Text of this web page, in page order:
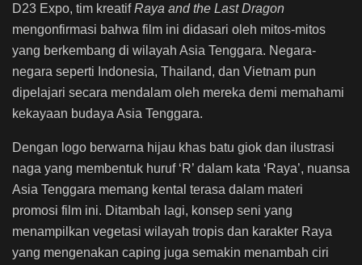
D23 Expo, tim kreatifRaya and the Last Dragon
mengonfirmasi bahwa film ini didasari oleh mitos-mitos
yang berkembang di wilayah Asia Tenggara. Negara-
negara seperti Indonesia, Thailand, dan Vietnam pun
dipelajari secara mendalam oleh mereka demi memahami
kekayaan budaya Asia Tenggara.
Dengan logo berwarna hijau khas batu giok dan ilustrasi
naga yang membentuk huruf ‘R’ dalam kata ‘Raya’, nuansa
Asia Tenggara memang kental terasa dalam materi
promosi film ini. Ditambah lagi, konsep seni yang
menampilkan vegetasi wilayah tropis dan karakter Raya
yang mengenakan caping juga semakin menambah ciri